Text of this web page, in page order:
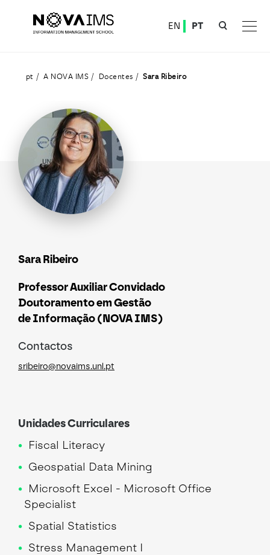
EN PT
pt A NOVA IMS Docentes Sara Ribeiro
Sara Ribeiro
Professor Auxiliar Convidado
Doutoramento em Gestão
de Informação (NOVA IMS)
Contactos
sribeiro@novaims.unl.pt
Unidades Curriculares
Fiscal Literacy
Geospatial Data Mining
Microsoft Excel - Microsoft Office
Specialist
Spatial Statistics
Stress Management I